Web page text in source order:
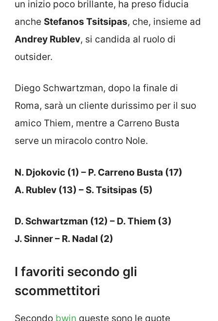
un inizio poco brillante, ha preso fiducia
anche Stefanos Tsitsipas, che, insieme ad
Andrey Rublev, si candida al ruolo di
outsider.
Diego Schwartzman, dopo la finale di
Roma, sarà un cliente durissimo per il suo
amico Thiem, mentre a Carreno Busta
serve un miracolo contro Nole.
N. Djokovic (1) – P. Carreno Busta (17)
A. Rublev (13) – S. Tsitsipas (5)
D. Schwartzman (12) – D. Thiem (3)
J. Sinner – R. Nadal (2)
I favoriti secondo gli
scommettitori
Secondo bwin queste sono le quote